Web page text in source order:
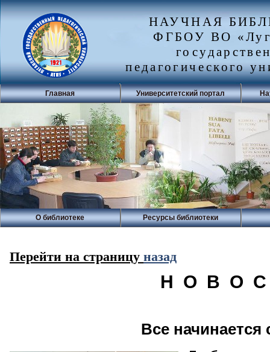
НАУЧНАЯ
ФГБОУ ВО
педагогического
Главная Университетский портал
О библиотеке Ресурсы библиотеки
Перейти на страницу назад
Н О В О
Все